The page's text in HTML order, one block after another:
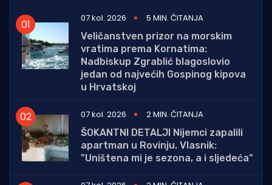
07 kol. 2026
5 MIN. ČITANJA
Veličanstven prizor na morskim
vratima prema Kornatima:
Nadbiskup Zgrablić blagoslovio
jedan od najvećih Gospinog kipova
u Hrvatskoj
07 kol. 2026
2 MIN. ČITANJA
ŠOKANTNI DETALJI Nijemci zapalili
apartman u Rovinju. Vlasnik:
"Uništena mi je sezona, a i sljedeća"